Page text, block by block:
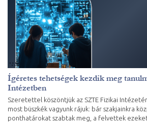
Ígéretes tehetségek kezdik meg
Intézetben
Szeretettel köszöntjük az SZTE Fizikai
most büszkék vagyunk rájuk: bár szakjainkra
ponthatárokat szabtak meg, a felvettek